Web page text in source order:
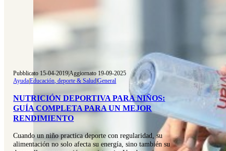
Pubblicato 15-04-2019|Aggiornato 19-09-2025
Ayuda|Educación, deporte & Salud|General
NUTRICIÓN DEPORTIVA PARA NIÑOS:
GUÍA COMPLETA PARA UN MEJOR
RENDIMIENTO
Cuando un niño practica deporte con regularidad, su
alimentación no solo afecta su energía, sino también su